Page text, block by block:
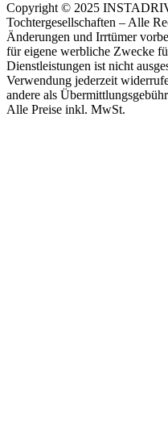
Copyright © 2025
Tochtergesellschaften – Alle
Änderungen und Irrtümer
für eigene werbliche Zwecke
Dienstleistungen ist nicht
Verwendung jederzeit
andere als
Alle Preise inkl. MwSt.